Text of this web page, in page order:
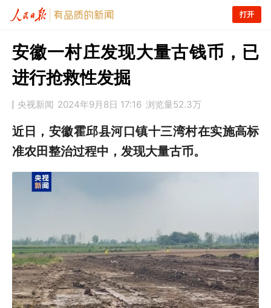
打开
安徽一村庄发现大量古钱币，已
进行抢救性发掘
央视新闻 2024年9月8日 17:16 浏览量52.3万
近日，安徽霍邱县河口镇十三湾村在实施高标
准农田整治过程中，发现大量古币。